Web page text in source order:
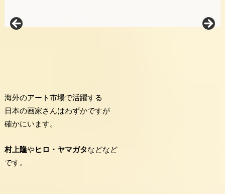
海外のアート市場で活躍する
日本の画家さんはわずかですが
確かにいます。
村上隆やヒロ・ヤマガタなどなど
です。